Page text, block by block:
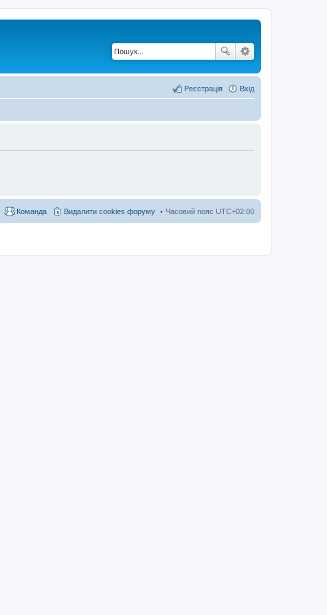
Вхід
Реєстрація
Часовий пояс UTC+02:00
Видалити cookies форуму
Команда